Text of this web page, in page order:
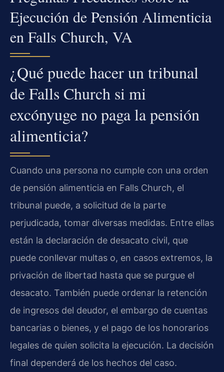
Ejecución de Pensión Alimenticia
en Falls Church, VA
¿Qué puede hacer un tribunal
de Falls Church si mi
excónyuge no paga la pensión
alimenticia?
Cuando una persona no cumple con una orden
de pensión alimenticia en Falls Church, el
tribunal puede, a solicitud de la parte
perjudicada, tomar diversas medidas. Entre ellas
están la declaración de desacato civil, que
puede conllevar multas o, en casos extremos, la
privación de libertad hasta que se purgue el
desacato. También puede ordenar la retención
de ingresos del deudor, el embargo de cuentas
bancarias o bienes, y el pago de los honorarios
legales de quien solicita la ejecución. La decisión
final dependerá de los hechos del caso.